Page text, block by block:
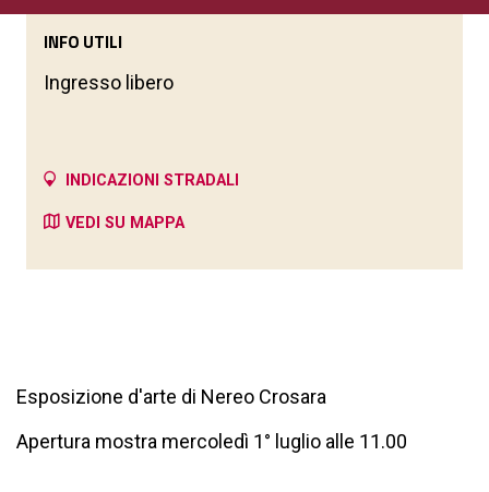
Esposizione d'arte di Nereo Crosara
Apertura mostra mercoledì 1° luglio alle 11.00
INFO UTILI
Ingresso libero
INDICAZIONI STRADALI
VEDI SU MAPPA